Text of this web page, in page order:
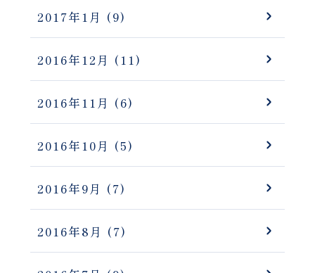
2017年1月 (9)
2016年12月 (11)
2016年11月 (6)
2016年10月 (5)
2016年9月 (7)
2016年8月 (7)